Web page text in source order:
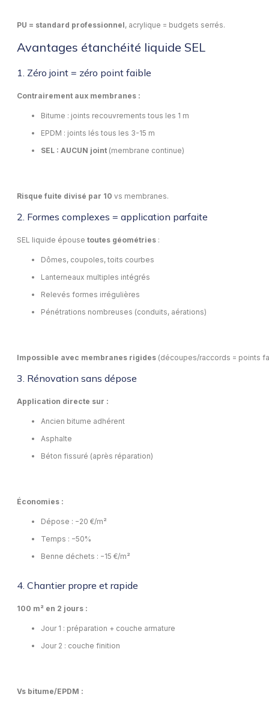
PU = standard professionnel, acrylique = budgets serrés.
Avantages étanchéité liquide SEL
1. Zéro joint = zéro point faible
Contrairement aux membranes :
Bitume : joints recouvrements tous les 1 m
EPDM : joints lés tous les 3-15 m
SEL : AUCUN joint (membrane continue)
Risque fuite divisé par 10 vs membranes.
2. Formes complexes = application parfaite
SEL liquide épouse toutes géométries :
Dômes, coupoles, toits courbes
Lanterneaux multiples intégrés
Relevés formes irrégulières
Pénétrations nombreuses (conduits, aérations)
Impossible avec membranes rigides (découpes/raccords = points
3. Rénovation sans dépose
Application directe sur :
Ancien bitume adhérent
Asphalte
Béton fissuré (après réparation)
Économies :
Dépose : −20 €/m²
Temps : −50%
Benne déchets : −15 €/m²
4. Chantier propre et rapide
100 m² en 2 jours :
Jour 1 : préparation + couche armature
Jour 2 : couche finition
Vs bitume/EPDM :